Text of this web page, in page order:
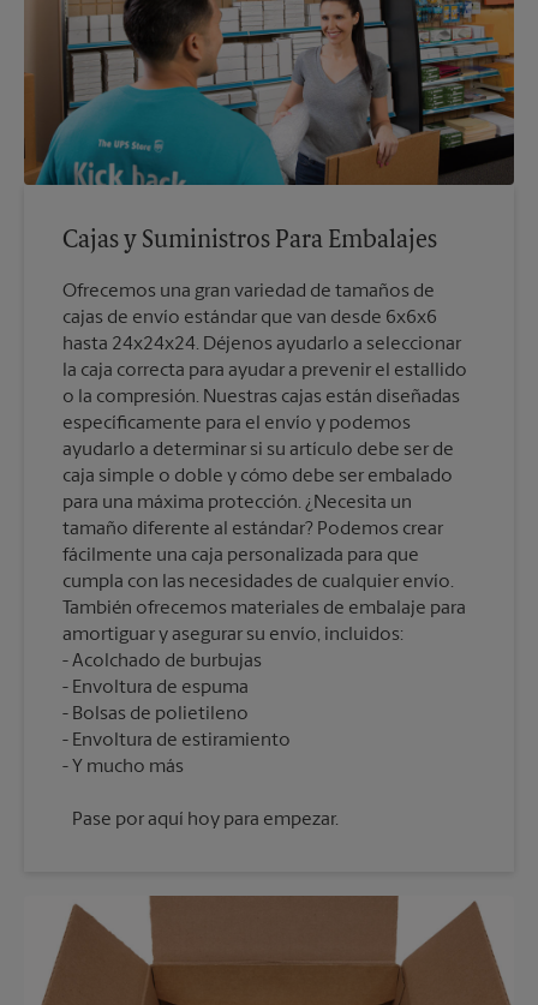
Cajas y Suministros Para Embalajes
Ofrecemos una gran variedad de tamaños de
cajas de envío estándar que van desde 6x6x6
hasta 24x24x24. Déjenos ayudarlo a seleccionar
la caja correcta para ayudar a prevenir el estallido
o la compresión. Nuestras cajas están diseñadas
específicamente para el envío y podemos
ayudarlo a determinar si su artículo debe ser de
caja simple o doble y cómo debe ser embalado
para una máxima protección. ¿Necesita un
tamaño diferente al estándar? Podemos crear
fácilmente una caja personalizada para que
cumpla con las necesidades de cualquier envío.
También ofrecemos materiales de embalaje para
amortiguar y asegurar su envío, incluidos:
Acolchado de burbujas
Envoltura de espuma
Bolsas de polietileno
Envoltura de estiramiento
Pase por aquí hoy para empezar.